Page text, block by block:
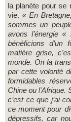
la planète pour se
vie. « En
sommes un
avons l’énergie
bénéficions d’un
matière grise,
monde. On la
par cette volonté
formidables
Chine ou
c’est ce que j’ai
ce moment pour
dépressifs, car